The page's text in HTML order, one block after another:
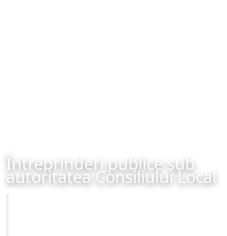
Întreprinderi publice sub
autoritatea Consiliului Local